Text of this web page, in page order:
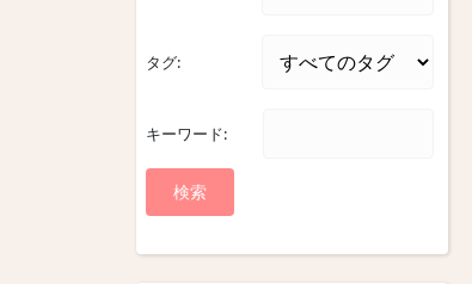
タグ:
キーワード: